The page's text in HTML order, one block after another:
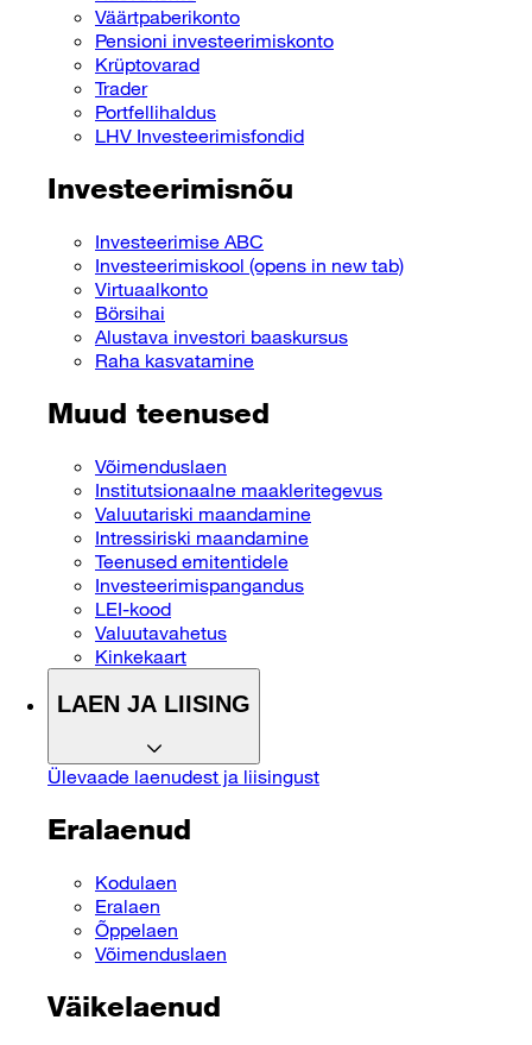
Väärtpaberikonto
Pensioni investeerimiskonto
Krüptovarad
Trader
Portfellihaldus
LHV Investeerimisfondid
Investeerimisnõu
Investeerimise ABC
Investeerimiskool (opens in new tab)
Virtuaalkonto
Börsihai
Alustava investori baaskursus
Raha kasvatamine
Muud teenused
Võimenduslaen
Institutsionaalne maakleritegevus
Valuutariski maandamine
Intressiriski maandamine
Teenused emitentidele
Investeerimispangandus
LEI-kood
Valuutavahetus
Kinkekaart
LAEN JA LIISING
Ülevaade laenudest ja liisingust
Eralaenud
Kodulaen
Eralaen
Õppelaen
Võimenduslaen
Väikelaenud